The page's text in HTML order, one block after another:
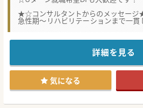
★☆コンサルタントからのメッセー
急性期～リハビリテーションまで一貫
ります！
ご勤務条件等ご相談に応じますのでま
#秋入職可
詳細を見る
気になる